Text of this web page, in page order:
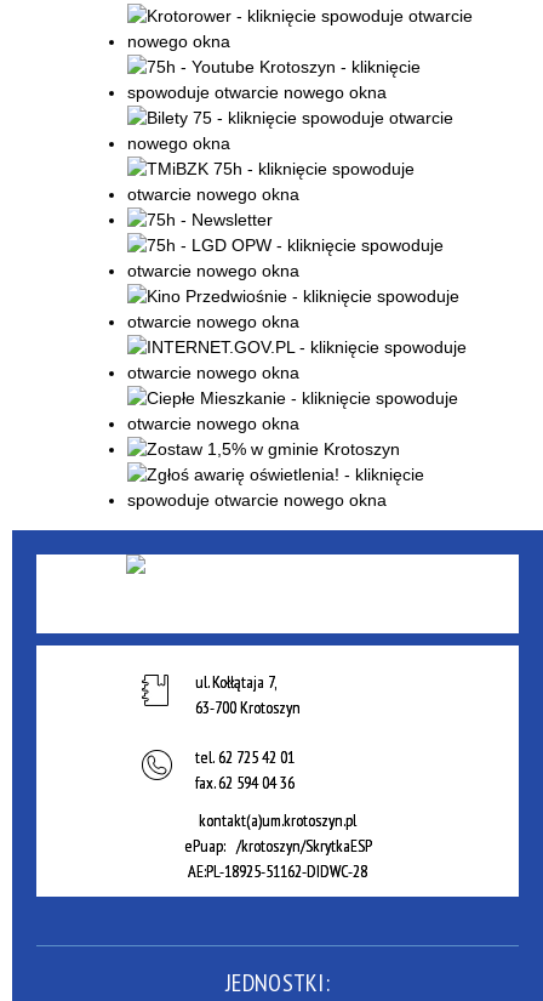
ul. Kołłątaja 7,
63-700 Krotoszyn
tel.62 725 42 01
fax.62 594 04 36
kontakt(a)um.krotoszyn.pl
ePuap: /krotoszyn/SkrytkaESP
AE:PL-18925-51162-DIDWC-28
JEDNOSTKI: